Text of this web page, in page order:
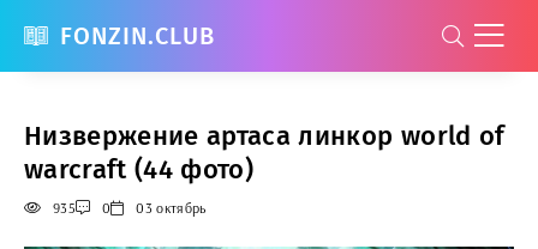
FONZIN.CLUB
Низвержение артаса линкор world of
warcraft (44 фото)
935 0 03 октябрь